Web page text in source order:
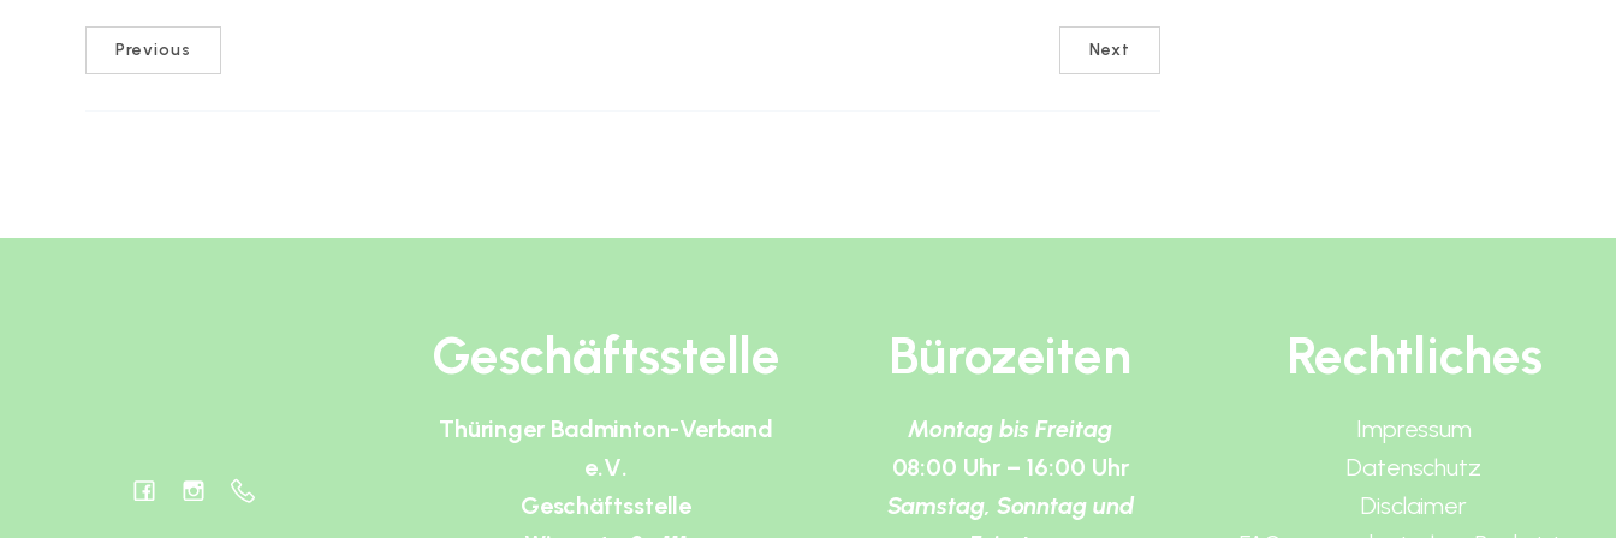
Previous Next
Geschäftsstelle
Thüringer Badminton-Verband
e.V.
Geschäftsstelle
Bürozeiten
Montag bis Freitag
08:00 Uhr – 16:00 Uhr
Samstag, Sonntag und
Rechtliches
Impressum
Datenschutz
Disclaimer